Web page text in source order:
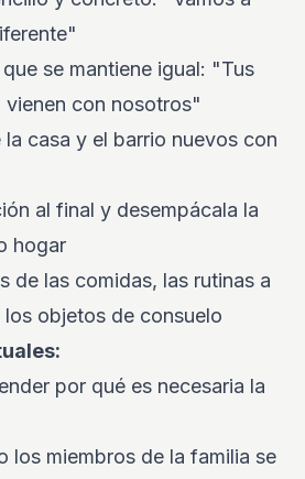
se mantiene igual: "Tus
vienen con nosotros"
casa y el barrio nuevos con
al final y desempácala la
hogar
de las comidas, las rutinas a
objetos de consuelo
por qué es necesaria la
los miembros de la familia se